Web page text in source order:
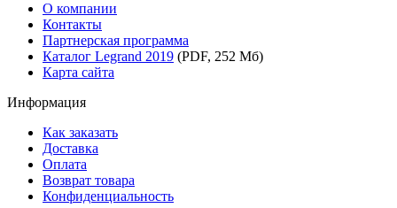
О компании
Контакты
Партнерская программа
Каталог Legrand 2019 (PDF, 252 Мб)
Карта сайта
Информация
Как заказать
Доставка
Оплата
Возврат товара
Конфиденциальность